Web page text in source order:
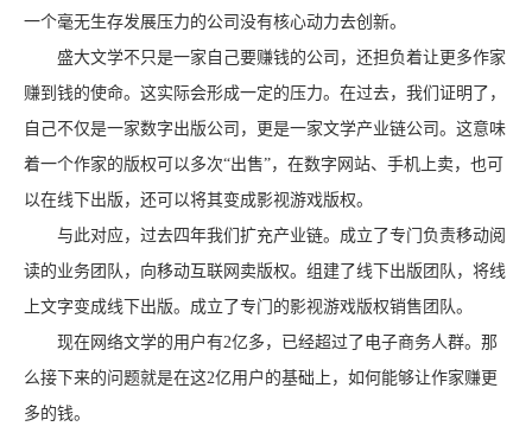
一个毫无生存发展压力的公司没有核心动力去创新。
盛大文学不只是一家自己要赚钱的公司，还担负着让更多作家
赚到钱的使命。这实际会形成一定的压力。在过去，我们证明了，
自己不仅是一家数字出版公司，更是一家文学产业链公司。这意味
着一个作家的版权可以多次“出售”，在数字网站、手机上卖，也可
以在线下出版，还可以将其变成影视游戏版权。
与此对应，过去四年我们扩充产业链。成立了专门负责移动阅
读的业务团队，向移动互联网卖版权。组建了线下出版团队，将线
上文字变成线下出版。成立了专门的影视游戏版权销售团队。
现在网络文学的用户有2亿多，已经超过了电子商务人群。那
么接下来的问题就是在这2亿用户的基础上，如何能够让作家赚更
多的钱。